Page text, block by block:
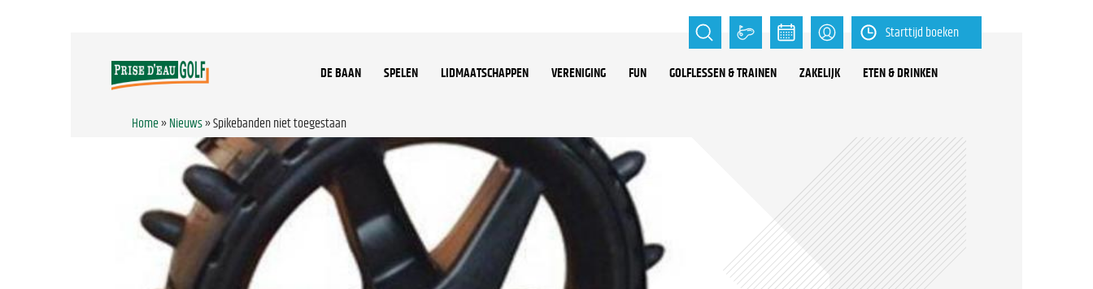
Starttijd boeken
DE BAAN SPELEN LIDMAATSCHAPPEN VERENIGING FUN GOLFLESSEN & TRAINEN ZAKELIJK ETEN & DRINKEN
Home» Nieuws»Spikebanden niet toegestaan